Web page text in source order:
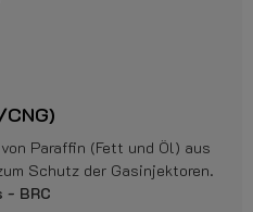
Paraffin (Fett und Öl) aus
Schutz der Gasinjektoren.
- BRC